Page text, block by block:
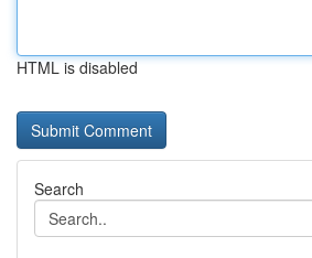
HTML is disabled
Search